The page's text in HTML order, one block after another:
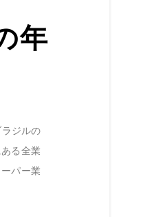
年
ジルの
る全業
パー業